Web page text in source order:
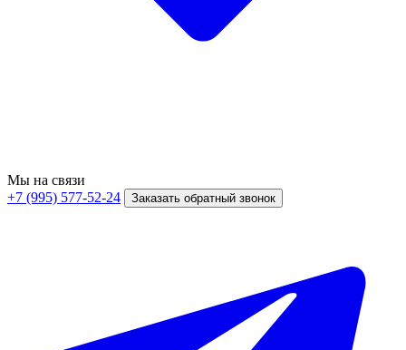
Мы на связи
+7 (995) 577-52-24
Заказать обратный звонок